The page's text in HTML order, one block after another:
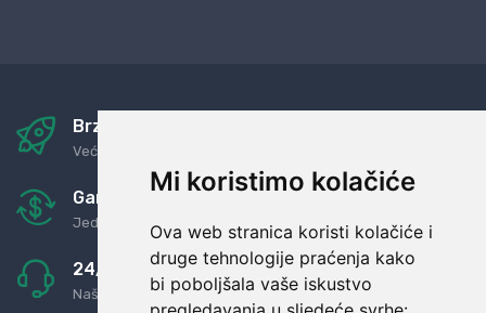
Mi koristimo kolačiće
Ova web stranica koristi kolačiće i
druge tehnologije praćenja kako
bi poboljšala vaše iskustvo
Brza i sigurna dostava
Već za nekoliko dana kod vas
Garancija u povrat novaca
Jednostavno pravilo: Roba za novac
24/7 odlična podrška
Naši agenti uvijek na raspolaganju